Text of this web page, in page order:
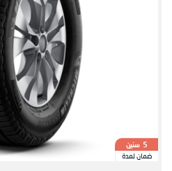
5 سنين
ضمان لمدة